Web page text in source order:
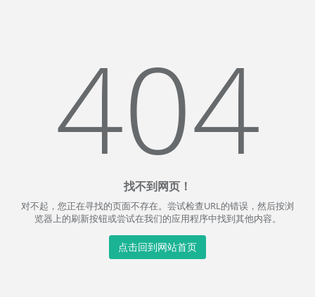
404
找不到网页！
对不起，您正在寻找的页面不存在。尝试检查URL的错误，然后按浏
览器上的刷新按钮或尝试在我们的应用程序中找到其他内容。
点击回到网站首页